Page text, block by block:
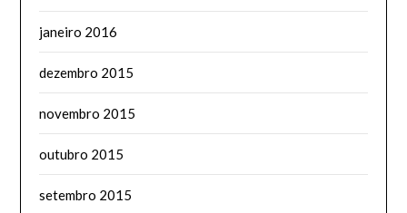
janeiro 2016
dezembro 2015
novembro 2015
outubro 2015
setembro 2015